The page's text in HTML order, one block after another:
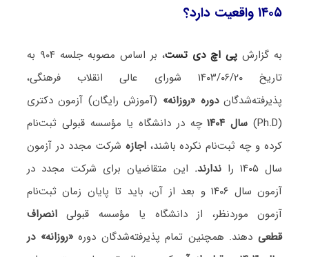
۱۴۰۵ واقعیت دارد؟
به گزارش پی اچ دی تست
، بر اساس مصوبه جلسه ۹۰۴ به
تاریخ ۱۴۰۳/۰۶/۲۰ شورای عالی انقلاب فرهنگی،
پذیرفته‌شدگاندوره «روزانه» (آموزش رایگان) آزمون دکتری
(Ph.D)
سال ۱۴۰۴
چه در دانشگاه یا مؤسسه قبولی ثبت‌نام
کرده و چه ثبت‌نام نکرده باشند،اجازه شرکت مجدد در آزمون
سال ۱۴۰۵ را
ندارند. این متقاضیان برای شرکت مجدد در
آزمون سال ۱۴۰۶ و بعد از آن، باید تا پایان زمان ثبت‌نام
آزمون موردنظر، از دانشگاه یا مؤسسه قبولیانصراف
قطعیدهند. همچنین تمام پذیرفته‌شدگان دوره«روزانه» در